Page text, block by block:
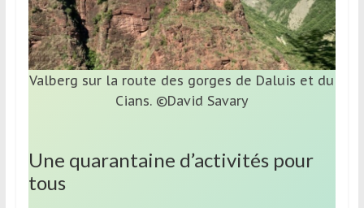
Valberg sur la route des gorges de Daluis et du
Cians. ©David Savary
Une quarantaine d’activités pour
tous